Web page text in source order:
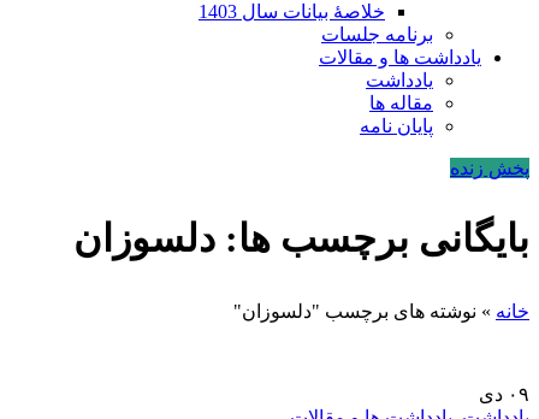
خلاصۀ بیانات سال 1403
برنامه جلسات
یادداشت ها و مقالات
یادداشت
مقاله ها
پایان نامه
پخش زنده
بایگانی برچسب ها: دلسوزان
خانه » نوشته های برچسب "دلسوزان"
۰۹ دی